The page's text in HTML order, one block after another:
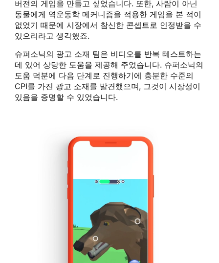
버전의 게임을 만들고 싶었습니다. 또한, 사람이 아닌
동물에게 역운동학 메커니즘을 적용한 게임을 본 적이
없었기 때문에 시장에서 참신한 콘셉트로 인정받을 수
있으리라고 생각했죠.
슈퍼소닉의 광고 소재 팀은 비디오를 반복 테스트하는
데 있어 상당한 도움을 제공해 주었습니다. 슈퍼소닉의
도움 덕분에 다음 단계로 진행하기에 충분한 수준의
CPI를 가진 광고 소재를 발견했으며, 그것이 시장성이
있음을 증명할 수 있었습니다.